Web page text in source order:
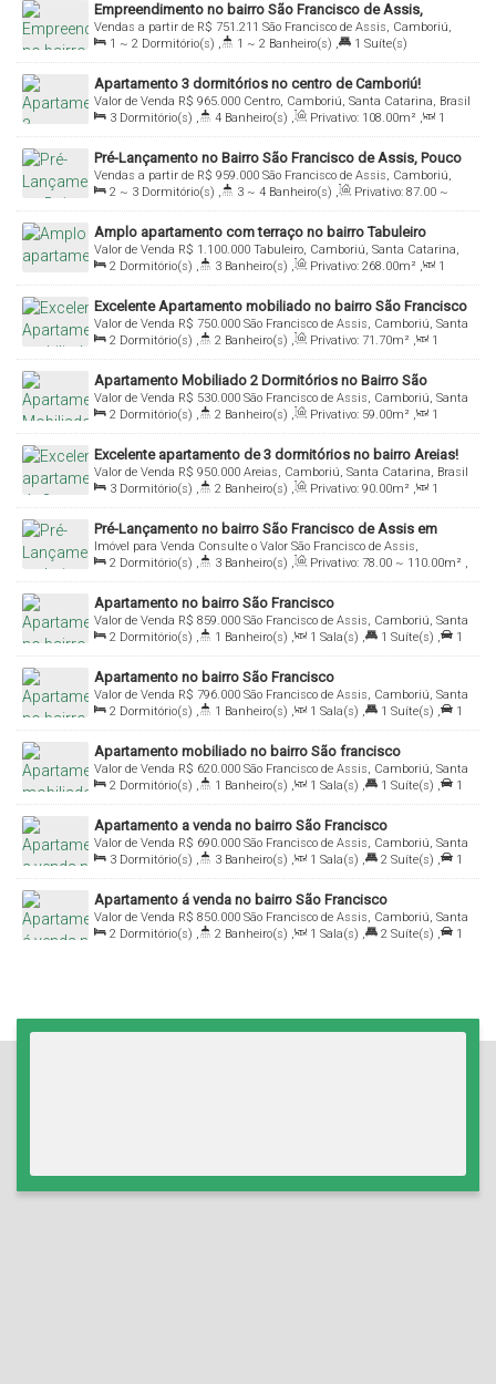
Empreendimento no bairro São Francisco de Assis,
poucos minutos de Balneário Camboriú!
R$ 751.211
Vendas a partir de
São Francisco de Assis, Camboriú,
Santa Catarina, Brasil
1 ~ 2 Dormitório(s) , 1 ~ 2 Banheiro(s) , 1 Suíte(s)
Apartamento 3 dormitórios no centro de Camboriú!
R$ 965.000
Valor de Venda
Centro, Camboriú, Santa Catarina, Brasil
3 Dormitório(s) , 4 Banheiro(s) , Privativo: 108.00m² ,
1
Sala(s) , 3 Suíte(s) , 2 Vaga(s)
Pré-Lançamento no Bairro São Francisco de Assis, Pouco
Minutos da Praia de Balneário Camboriú!
R$ 959.000
Vendas a partir de
São Francisco de Assis, Camboriú,
Santa Catarina, Brasil
2 ~ 3 Dormitório(s) , 3 ~ 4 Banheiro(s) , Privativo: 87.00 ~
114.00m² , 1 Sala(s) , 2 ~ 3 Suíte(s) , 1 ~ 2 Vaga(s)
Amplo apartamento com terraço no bairro Tabuleiro
R$ 1.100.000
Valor de Venda
Tabuleiro, Camboriú, Santa Catarina,
Brasil
2 Dormitório(s) , 3 Banheiro(s) , Privativo: 268.00m² ,
1
Sala(s) , 2 Suíte(s) , 1 Vaga(s)
Excelente Apartamento mobiliado no bairro São Francisco
de Assis!
R$ 750.000
Valor de Venda
São Francisco de Assis, Camboriú, Santa
Catarina, Brasil
2 Dormitório(s) , 2 Banheiro(s) , Privativo: 71 .70m² ,
1
Sala(s) , 1 Suíte(s) , 1 Vaga(s)
Apartamento Mobiliado 2 Dormitórios no Bairro São
Francisco de Assis!
R$ 530.000
Valor de Venda
São Francisco de Assis, Camboriú, Santa
Catarina, Brasil
2 Dormitório(s) , 2 Banheiro(s) , Privativo: 59.00m² ,
1
Sala(s) , 1 Suíte(s) , 1 Vaga(s)
Excelente apartamento de 3 dormitórios no bairro Areias!
R$ 950.000
Valor de Venda
Areias, Camboriú, Santa Catarina, Brasil
3 Dormitório(s) , 2 Banheiro(s) , Privativo: 90.00m² ,
1
Sala(s) , 1 Suíte(s) , 2 Vaga(s)
Pré-Lançamento no bairro São Francisco de Assis em
Camboriú
Consulte o Valor
Imóvel para Venda
São Francisco de Assis,
Camboriú, Santa Catarina, Brasil
2 Dormitório(s) , 3 Banheiro(s) , Privativo: 78.00 ~ 110.00m² ,
1 Sala(s) , 2 Suíte(s) , 1 Vaga(s)
Apartamento no bairro São Francisco
R$ 859.000
Valor de Venda
São Francisco de Assis, Camboriú, Santa
Catarina, Brasil
2 Dormitório(s) , 1 Banheiro(s) , 1 Sala(s) , 1 Suíte(s) ,
1
Vaga(s) , Útil: 64.69m²
Apartamento no bairro São Francisco
R$ 796.000
Valor de Venda
São Francisco de Assis, Camboriú, Santa
Catarina, Brasil
2 Dormitório(s) , 1 Banheiro(s) , 1 Sala(s) , 1 Suíte(s) ,
1
Vaga(s) , Útil: 58.73m²
Apartamento mobiliado no bairro São francisco
R$ 620.000
Valor de Venda
São Francisco de Assis, Camboriú, Santa
Catarina, Brasil
2 Dormitório(s) , 1 Banheiro(s) , 1 Sala(s) , 1 Suíte(s) ,
1
Vaga(s) , Útil: 68.67m²
Apartamento a venda no bairro São Francisco
R$ 690.000
Valor de Venda
São Francisco de Assis, Camboriú, Santa
Catarina, Brasil
3 Dormitório(s) , 3 Banheiro(s) , 1 Sala(s) , 2 Suíte(s) ,
1
Vaga(s) , Útil: 79.00m²
Apartamento á venda no bairro São Francisco
R$ 850.000
Valor de Venda
São Francisco de Assis, Camboriú, Santa
Catarina, Brasil
2 Dormitório(s) , 2 Banheiro(s) , 1 Sala(s) , 2 Suíte(s) ,
1